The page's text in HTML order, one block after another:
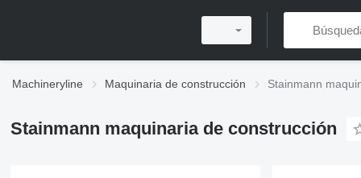
Machineryline Maquinaria de construcción Stainmann
Stainmann maquinaria de construcción